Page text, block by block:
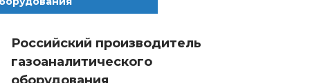
Российский производитель
газоаналитического